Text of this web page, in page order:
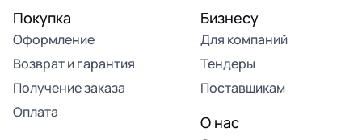
Покупка
Оформление
Возврат и гарантия
Получение заказа
Оплата
Бизнесу
Для компаний
Тендеры
Поставщикам
О нас